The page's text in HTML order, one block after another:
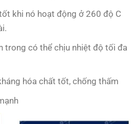
khi nó hoạt động ở 260 độ C
trong có thể chịu nhiệt độ tối đa
hóa chất tốt, chống thấm